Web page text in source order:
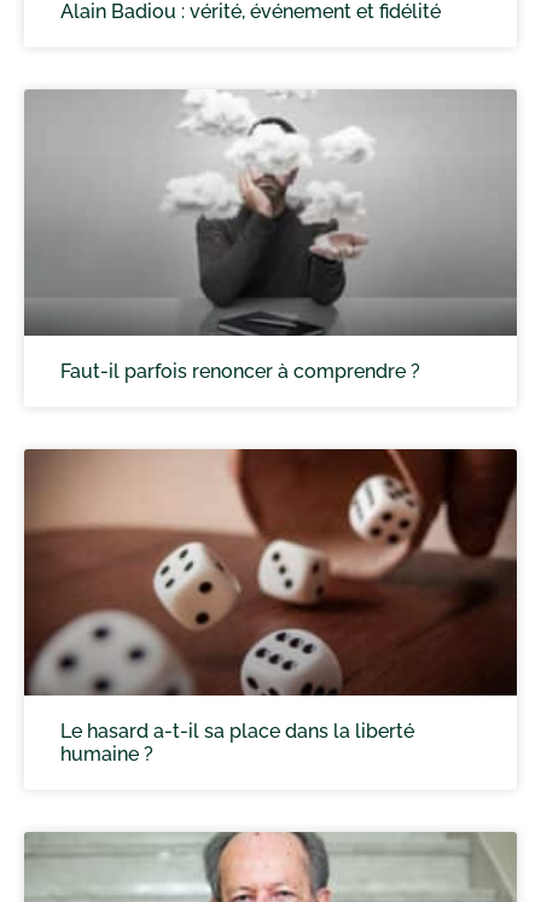
Alain Badiou : vérité, événement et fidélité
Faut-il parfois renoncer à comprendre ?
Le hasard a-t-il sa place dans la liberté
humaine ?